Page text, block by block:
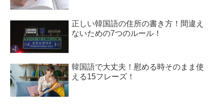
正しい韓国語の住所の書き方！間違え
ないための7つのルール！
韓国語で大丈夫！慰める時そのまま使
える15フレーズ！